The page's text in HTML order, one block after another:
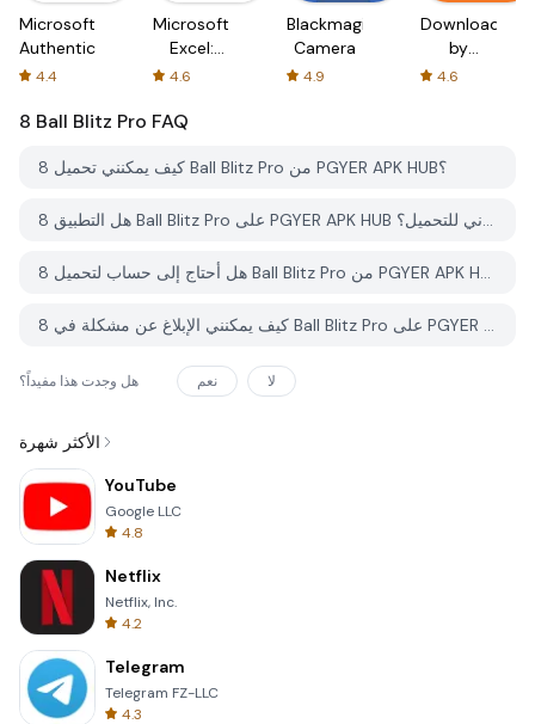
Microsoft
Authenticator
4.4
Microsoft
Excel:
Spreadsheets
4.6
Blackmagic
Camera
4.9
Downloader
by
AFTVnews
4.6
8 Ball Blitz Pro FAQ
كيف يمكنني تحميل 8 Ball Blitz Pro من PGYER APK HUB؟
هل التطبيق 8 Ball Blitz Pro على PGYER APK HUB مجاني للتحميل؟
هل أحتاج إلى حساب لتحميل 8 Ball Blitz Pro من PGYER APK HUB؟
كيف يمكنني الإبلاغ عن مشكلة في 8 Ball Blitz Pro على PGYER APK HUB؟
هل وجدت هذا مفيداً؟ نعم لا
الأكثر شهرة
YouTube
Google LLC
4.8
Netflix
Netflix, Inc.
4.2
Telegram
Telegram FZ-LLC
4.3